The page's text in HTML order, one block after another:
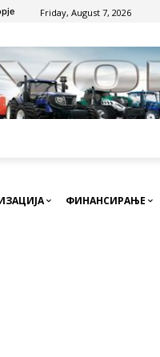
Friday, August 7, 2026
ФИНАНСИРАЊЕ